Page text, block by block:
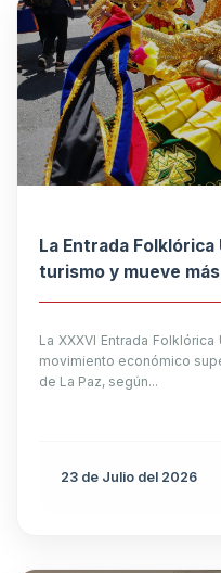
La Entrada
turismo y mueve más
La XXXVI Entrada
movimiento económico
de La Paz, según...
23 de Julio del 2026